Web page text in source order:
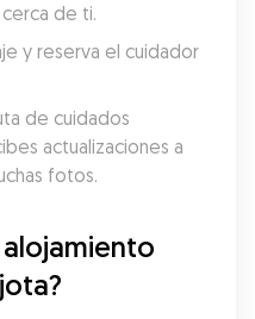
de ti.
y reserva el cuidador
de cuidados
actualizaciones a
fotos.